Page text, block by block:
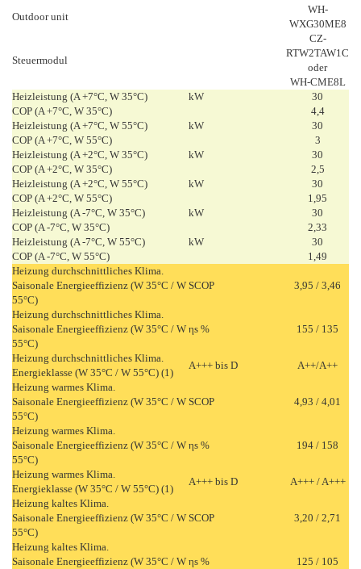
Outdoor unit
WH-
WXG30ME8
Steuermodul
CZ-
RTW2TAW1C
oder
WH-CME8L
Heizleistung (A +7°C, W 35°C)
kW
30
COP (A +7°C, W 35°C)
4,4
Heizleistung (A +7°C, W 55°C)
kW
30
COP (A +7°C, W 55°C)
3
Heizleistung (A +2°C, W 35°C)
kW
30
COP (A +2°C, W 35°C)
2,5
Heizleistung (A +2°C, W 55°C)
kW
30
COP (A +2°C, W 55°C)
1,95
Heizleistung (A -7°C, W 35°C)
kW
30
COP (A -7°C, W 35°C)
2,33
Heizleistung (A -7°C, W 55°C)
kW
30
COP (A -7°C, W 55°C)
1,49
Heizung durchschnittliches Klima.
Saisonale Energieeffizienz (W 35°C / W
55°C)
SCOP 3,95 / 3,46
Heizung durchschnittliches Klima.
Saisonale Energieeffizienz (W 35°C / W
55°C)
ηs % 155 / 135
Heizung durchschnittliches Klima.
Energieklasse (W 35°C / W 55°C) (1)
A+++ bis D
A++/A++
Heizung warmes Klima.
Saisonale Energieeffizienz (W 35°C / W
55°C)
SCOP 4,93 / 4,01
Heizung warmes Klima.
Saisonale Energieeffizienz (W 35°C / W
55°C)
ηs % 194 / 158
Heizung warmes Klima.
Energieklasse (W 35°C / W 55°C) (1)
A+++ bis D
A+++ / A+++
Heizung kaltes Klima.
Saisonale Energieeffizienz (W 35°C / W
55°C)
SCOP 3,20 / 2,71
Heizung kaltes Klima.
Saisonale Energieeffizienz (W 35°C / W ηs % 125 / 105